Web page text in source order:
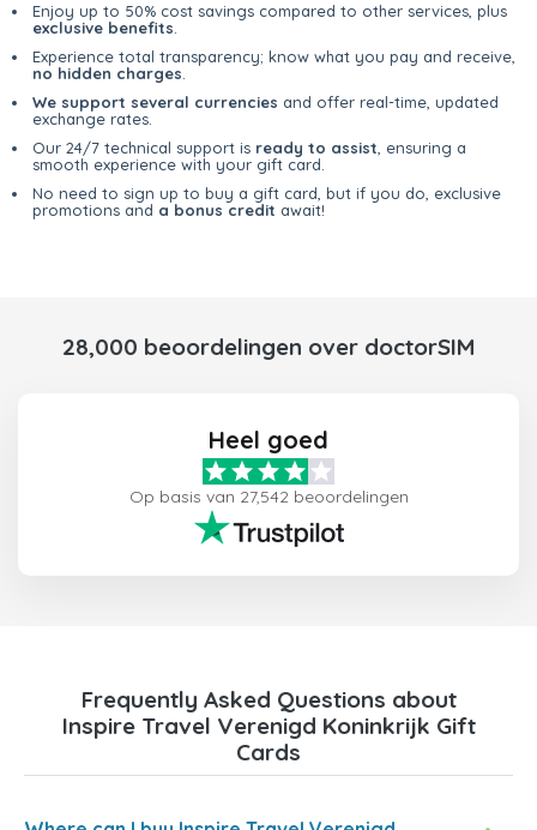
Enjoy up to 50% cost savings compared to other services, plus
exclusive benefits
Experience total transparency; know what you pay and receive,
no hidden charges
We support several currencies and offer real-time, updated
exchange rates.
Our 24/7 technical support is ready to assist , ensuring a
smooth experience with your gift card.
No need to sign up to buy a gift card, but if you do, exclusive
promotions and a bonus credit await!
28,000 beoordelingen over doctorSIM
Heel goed
Op basis van 27,542 beoordelingen
Frequently Asked Questions about
Inspire Travel Verenigd Koninkrijk Gift
Cards